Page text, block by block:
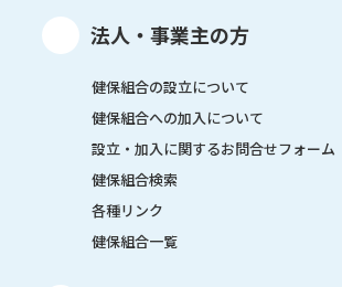
法人・事業主の方
健保組合の設立について
健保組合への加入について
設立・加入に関するお問合せフォーム
健保組合検索
各種リンク
健保組合一覧